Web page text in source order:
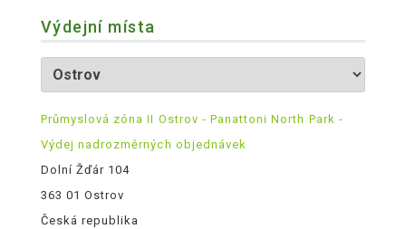
Výdejní místa
Průmyslová zóna II Ostrov - Panattoni North Park -
Výdej nadrozměrných objednávek
Dolní Žďár 104
363 01 Ostrov
Česká republika